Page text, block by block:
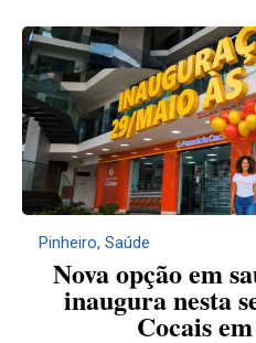
Pinheiro, Saúde
Nova opção em
inaugura nesta
Cocais